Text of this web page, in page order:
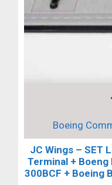
Boeing
JC Wings – SET
Terminal +
300BCF + Boeing